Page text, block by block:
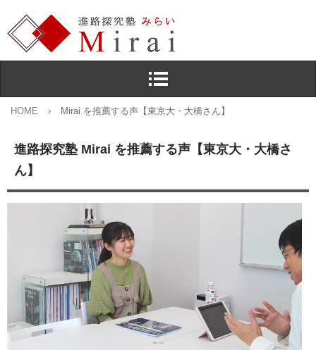
HOME › Mirai を推薦する声【東京大・大橋さん】
進路探究塾 Mirai を推薦する声【東京大・大橋さ
ん】